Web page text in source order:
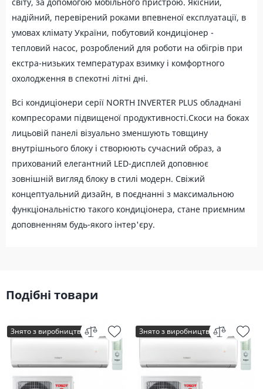
надійний, перевірений роками впевненої експлуатації, в
умовах клімату України, побутовий кондиціонер -
тепловий насос, розроблений для роботи на обігрів при
екстра-низьких температурах взимку і комфортного
охолодження в спекотні літні дні.
Всі кондиціонери серії NORTH INVERTER PLUS обладнані
компресорами підвищеної продуктивності.Скоси на боках
лицьовій панелі візуально зменшують товщину
внутрішнього блоку і створюють сучасний образ, а
прихований елегантний LED-дисплей доповнює
зовнішній вигляд блоку в стилі модерн. Свіжий
концептуальний дизайн, в поєднанні з максимальною
функціональністю такого кондиціонера, стане приємним
доповненням будь-якого інтер'єру.
Подібні товари
Знято з виробництва Знято з виробництва